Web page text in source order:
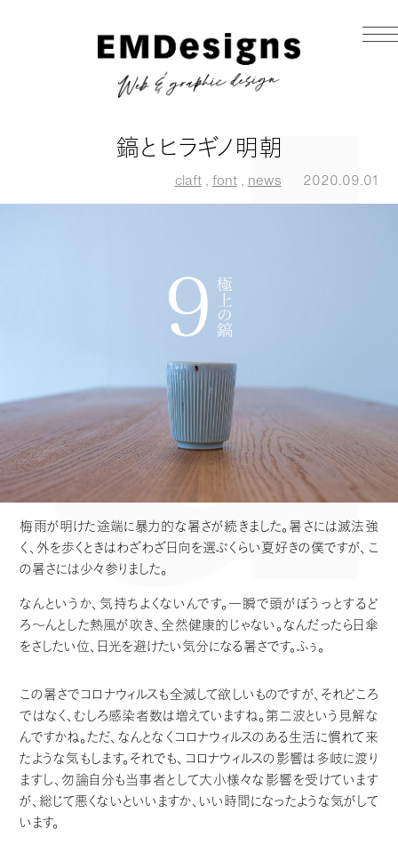
鎬とヒラギノ明朝
claft, font, news 2020.09.01
梅雨が明けた途端に暴力的な暑さが続きました。暑さには滅法強
く、外を歩くときはわざわざ日向を選ぶくらい夏好きの僕ですが、こ
の暑さには少々参りました。
なんというか、気持ちよくないんです。一瞬で頭がぼうっとするど
ろ〜んとした熱風が吹き、全然健康的じゃない。なんだったら日傘
をさしたい位、日光を避けたい気分になる暑さです。ふぅ。
この暑さでコロナウィルスも全滅して欲しいものですが、それどころ
ではなく、むしろ感染者数は増えていますね。第二波という見解な
んですかね。ただ、なんとなくコロナウィルスのある生活に慣れて来
たような気もします。それでも、コロナウィルスの影響は多岐に渡り
ますし、勿論自分も当事者として大小様々な影響を受けています
が、総じて悪くないといいますか、いい時間になったような気がして
います。